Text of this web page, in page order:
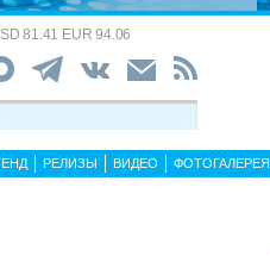
81.41 EUR 94.06
РЕЛИЗЫ ВИДЕО ФОТОГАЛЕРЕЯ